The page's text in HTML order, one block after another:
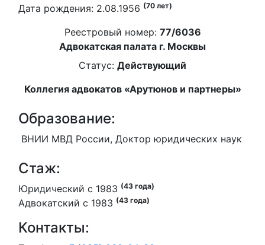
Дата рождения: 2.08.1956 (70 лет)
Реестровый номер: 77/6036
Адвокатская палата г. Москвы
Статус: Действующий
Коллегия адвокатов «Арутюнов и партнеры»
Образование:
ВНИИ МВД России, Доктор юридических наук
Стаж:
Юридический с 1983 (43 года)
Адвокатский с 1983 (43 года)
Контакты: